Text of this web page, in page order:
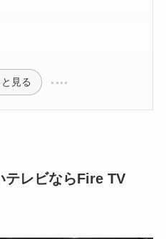
見る
テレビならFire TV